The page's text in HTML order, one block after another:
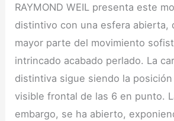
RAYMOND WEIL presenta este
distintivo con una esfera abierta,
mayor parte del movimiento
intrincado acabado perlado. La
distintiva sigue siendo la
visible frontal de las 6 en punto.
embargo, se ha abierto,